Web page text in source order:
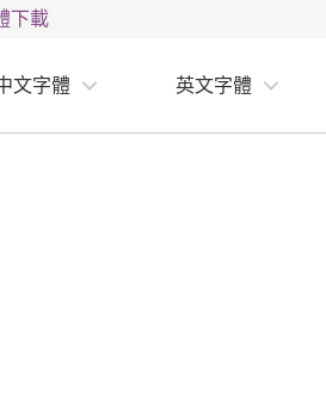
下載
文字體 英文字體